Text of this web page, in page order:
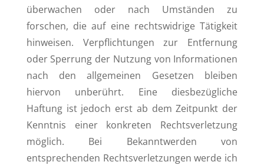
überwachen oder nach Umständen zu
forschen, die auf eine rechtswidrige Tätigkeit
hinweisen. Verpflichtungen zur Entfernung
oder Sperrung der Nutzung von Informationen
nach den allgemeinen Gesetzen bleiben
hiervon unberührt. Eine diesbezügliche
Haftung ist jedoch erst ab dem Zeitpunkt der
Kenntnis einer konkreten Rechtsverletzung
möglich. Bei Bekanntwerden von
entsprechenden Rechtsverletzungen werde ich